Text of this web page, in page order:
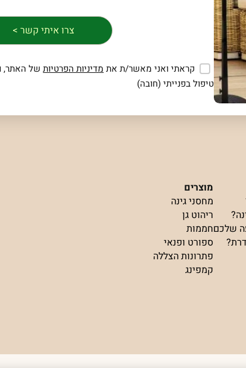
קראתי ואני מאשר/ת את מדיניות הפרטיות של האתר,
טיפול בפנייתי (חובה)
שלכם
מוצרים
מחסני גינה
ריהוט גן
חממות
ספורט ופנאי
פתרונות הצללה
קמפינג